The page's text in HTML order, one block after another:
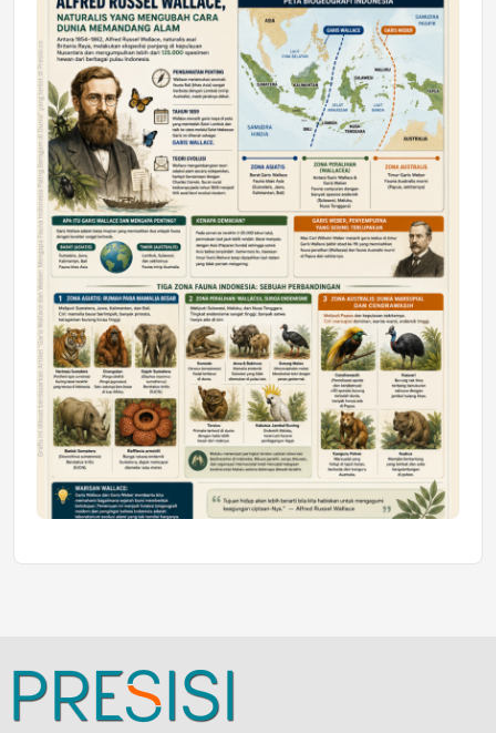
DAERAH
Astra Motor Kalimantan Timur 2 Dukung
Mahasiswa Samarinda dalam Astra
Honda SDGs Future Leaders 2026
Jumat, 10 Jul 2026 19:01